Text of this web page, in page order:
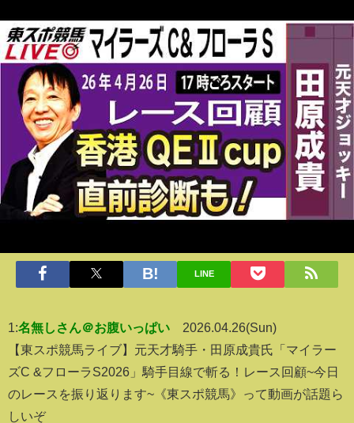
LINE
1:名無しさん＠お腹いっぱい
2026.04.26(Sun)
【東スポ競馬ライブ】元天才騎手・田原成貴氏「マイラー
ズC &フローラS2026」騎手目線で斬る！レース回顧~今日
のレースを振り返ります~《東スポ競馬》って動画が話題ら
しいぞ